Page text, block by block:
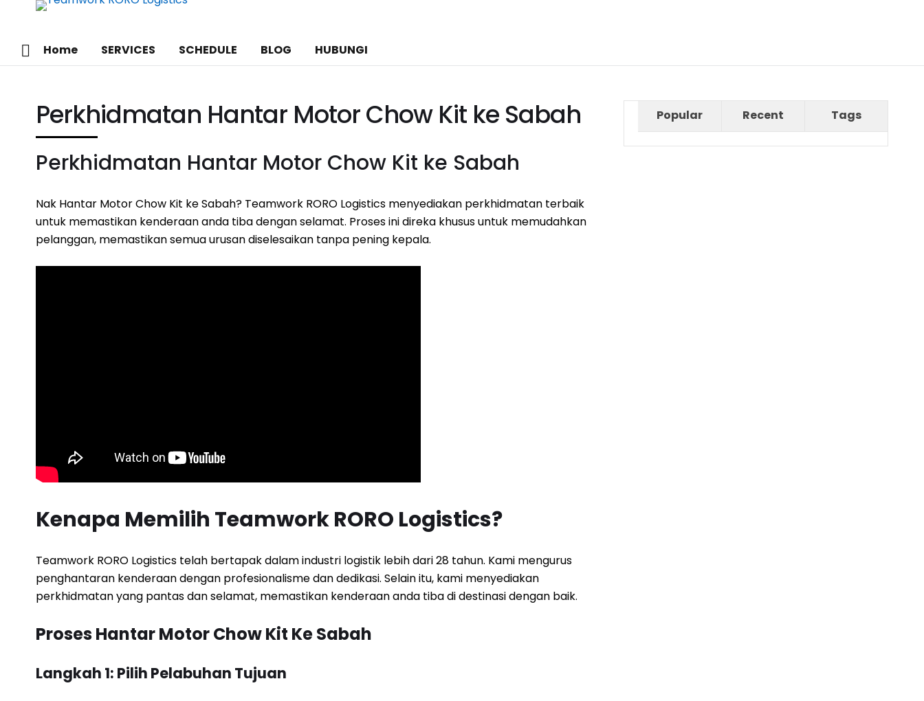
Home SERVICES SCHEDULE BLOG HUBUNGI
Perkhidmatan Hantar Motor Chow Kit ke Sabah
Perkhidmatan Hantar Motor Chow Kit ke Sabah
Nak Hantar Motor Chow Kit ke Sabah? Teamwork RORO Logistics menyediakan perkhidmatan terbaik
untuk memastikan kenderaan anda tiba dengan selamat. Proses ini direka khusus untuk memudahkan
pelanggan, memastikan semua urusan diselesaikan tanpa pening kepala.
Kenapa Memilih Teamwork RORO Logistics?
Teamwork RORO Logistics telah bertapak dalam industri logistik lebih dari 28 tahun. Kami mengurus
penghantaran kenderaan dengan profesionalisme dan dedikasi. Selain itu, kami menyediakan
perkhidmatan yang pantas dan selamat, memastikan kenderaan anda tiba di destinasi dengan baik.
Proses Hantar Motor Chow Kit Ke Sabah
Langkah 1: Pilih Pelabuhan Tujuan
Popular Recent Tags